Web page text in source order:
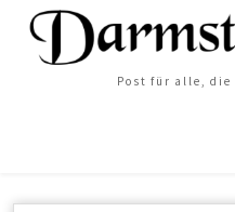
Post für alle, die